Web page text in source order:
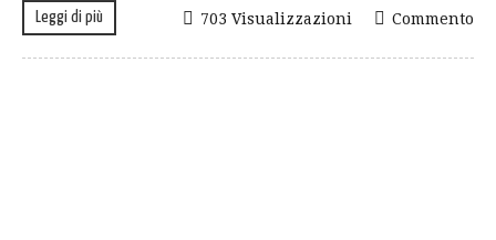
Leggi di più Commento
703 Visualizzazioni